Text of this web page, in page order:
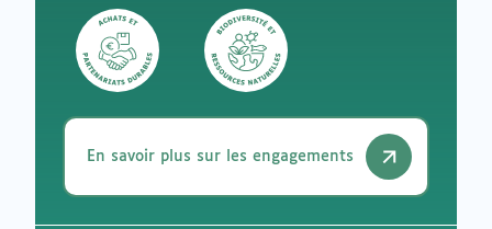
En savoir plus sur les engagements